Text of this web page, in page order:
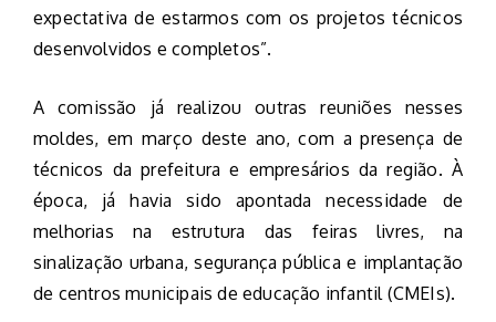
expectativa de estarmos com os projetos técnicos
desenvolvidos e completos”.
A comissão já realizou outras reuniões nesses
moldes, em março deste ano, com a presença de
técnicos da prefeitura e empresários da região. À
época, já havia sido apontada necessidade de
melhorias na estrutura das feiras livres, na
sinalização urbana, segurança pública e implantação
de centros municipais de educação infantil (CMEIs).